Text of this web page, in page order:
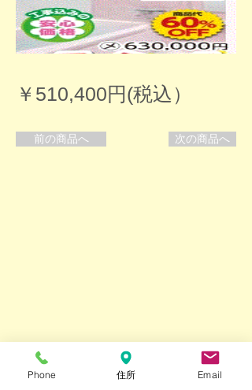
￥510,400円(税込）
前の商品へ 次の商品へ
Phone 住所 Email